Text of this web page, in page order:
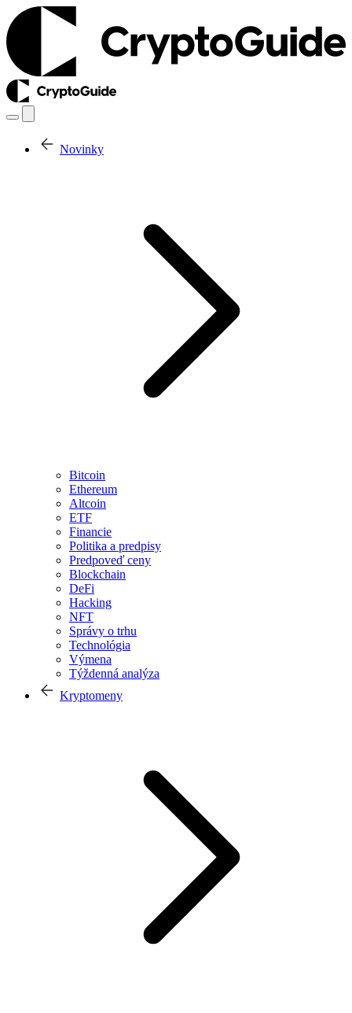
Novinky
Bitcoin
Ethereum
Altcoin
ETF
Financie
Politika a predpisy
Predpoveď ceny
Blockchain
DeFi
Hacking
NFT
Správy o trhu
Technológia
Výmena
Týždenná analýza
Kryptomeny